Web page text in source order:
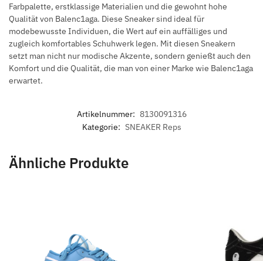
Farbpalette, erstklassige Materialien und die gewohnt hohe
Qualität von Balenc1aga. Diese Sneaker sind ideal für
modebewusste Individuen, die Wert auf ein auffälliges und
zugleich komfortables Schuhwerk legen. Mit diesen Sneakern
setzt man nicht nur modische Akzente, sondern genießt auch den
Komfort und die Qualität, die man von einer Marke wie Balenc1aga
erwartet.
Artikelnummer: 8130091316
Kategorie: SNEAKER Reps
Ähnliche Produkte